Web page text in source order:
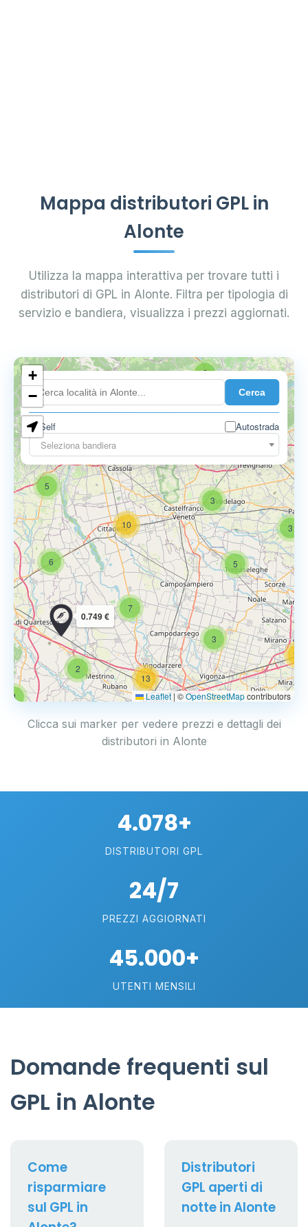
Mappa distributori GPL in
Alonte
Utilizza la mappa interattiva per trovare tutti i
distributori di GPL in Alonte. Filtra per tipologia di
servizio e bandiera, visualizza i prezzi aggiornati.
Cerca
Self
Autostrada
Seleziona bandiera
3
14
3
2
5
6
4
2
5
3
6
10
7
13
0.749 €
+
−
Leaflet | ©OpenStreetMapcontributors
Clicca sui marker per vedere prezzi e dettagli dei
distributori in Alonte
4.078+
DISTRIBUTORI GPL
24/7
PREZZI AGGIORNATI
45.000+
UTENTI MENSILI
Domande frequenti sul
GPL in Alonte
Come
risparmiare
sul GPL in
Distributori
GPL aperti di
notte in Alonte